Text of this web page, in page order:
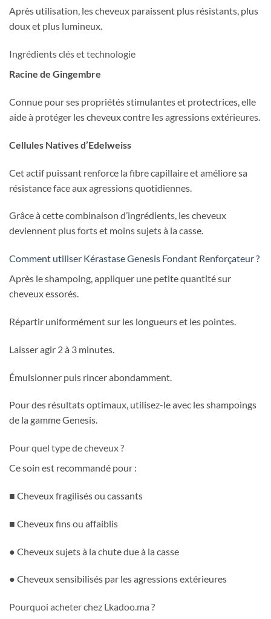
Après utilisation, les cheveux paraissent plus résistants, plus
doux et plus lumineux.
Ingrédients clés et technologie
Racine de Gingembre
Connue pour ses propriétés stimulantes et protectrices, elle
aide à protéger les cheveux contre les agressions extérieures.
Cellules Natives d’Edelweiss
Cet actif puissant renforce la fibre capillaire et améliore sa
résistance face aux agressions quotidiennes.
Grâce à cette combinaison d’ingrédients, les cheveux
deviennent plus forts et moins sujets à la casse.
Comment utiliser Kérastase Genesis Fondant Renforçateur ?
Après le shampoing, appliquer une petite quantité sur
cheveux essorés.
Répartir uniformément sur les longueurs et les pointes.
Laisser agir 2 à 3 minutes.
Émulsionner puis rincer abondamment.
Pour des résultats optimaux, utilisez-le avec les shampoings
de la gamme Genesis.
Pour quel type de cheveux ?
Ce soin est recommandé pour :
■ Cheveux fragilisés ou cassants
■ Cheveux fins ou affaiblis
● Cheveux sujets à la chute due à la casse
● Cheveux sensibilisés par les agressions extérieures
Pourquoi acheter chez Lkadoo.ma ?